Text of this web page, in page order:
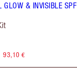
GLOW & INVISIBLE SPF
93,10 €